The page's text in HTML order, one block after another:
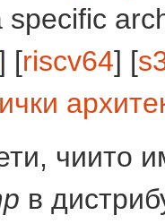
specific
[riscv64] [
чиито
в